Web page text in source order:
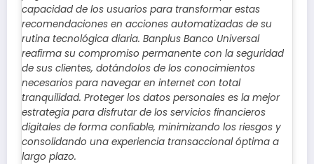
capacidad de los usuarios para transformar estas
recomendaciones en acciones automatizadas de su
rutina tecnológica diaria. Banplus Banco Universal
reafirma su compromiso permanente con la seguridad
de sus clientes, dotándolos de los conocimientos
necesarios para navegar en internet con total
tranquilidad. Proteger los datos personales es la mejor
estrategia para disfrutar de los servicios financieros
digitales de forma confiable, minimizando los riesgos y
consolidando una experiencia transaccional óptima a
largo plazo.